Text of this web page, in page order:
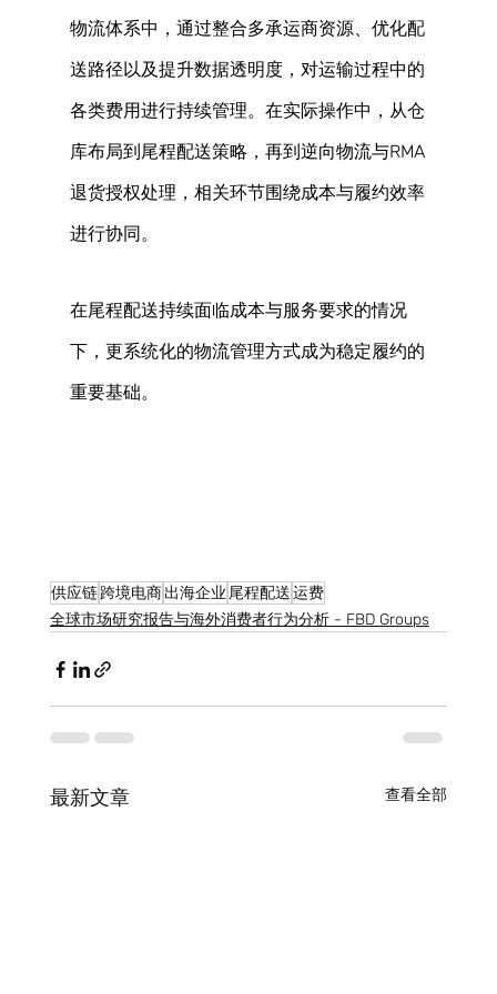
物流体系中，通过整合多承运商资源、优化配
送路径以及提升数据透明度，对运输过程中的
各类费用进行持续管理。在实际操作中，从仓
库布局到尾程配送策略，再到逆向物流与RMA
退货授权处理，相关环节围绕成本与履约效率
进行协同。
在尾程配送持续面临成本与服务要求的情况
下，更系统化的物流管理方式成为稳定履约的
重要基础。
供应链跨境电商出海企业 尾程配送运费
全球市场研究报告与海外消费者行为分析 - FBD Groups
最新文章 查看全部